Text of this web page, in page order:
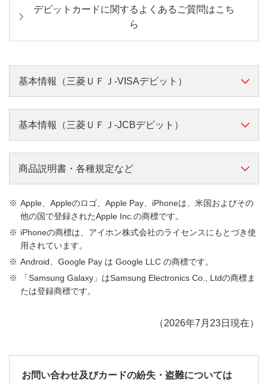
型）をそれぞれお持ちいただいていたものが1枚のカー
ドになります。
れます。
くわしくはこちら
・お手元のキャッシュカードのご利用可能期間
三菱ＵＦＪデビット一体型キャッシュカードの発行に伴
い、お手元のキャッシュカードはデビットカード有効期
をお受け取りください。
・カードのデザイン
現在お持ちのキャッシュカードや三菱ＵＦＪデビット
（単体型）のカードデザインに関わらず、一律下記デザ
イン（赤色のみ）になります。
体型キャッシュカードへ切り替わりますので、有効期限
到来をお待ちください。なお、お手元のキャッシュカー
ります。
くわしくはこちら
デビットカードに関するよくあるご質問はこち
ら
基本情報（三菱ＵＦＪ-VISAデビット）
お申し込みいただける方
カード種類
基本情報（三菱ＵＦＪ-JCBデビット）
お申し込みいただける方
き口座ではお申し込みいただくことはできません）
15歳以上（中学生は除きます）
日本国内に居住されているお客さま
カード種類
商品説明書・各種規定など
三菱ＵＦＪ-VISAデビット（単体型）商品説明書
（294KB）
三菱ＵＦＪ-JCBデビット（単体型）商品説明書
（284KB）
三菱ＵＦＪ-VISAデビット一体型キャッシュカード
商品説明書
三菱ＵＦＪデビット会員規約・関連規定
Apple、Appleのロゴ、Apple Pay、iPhoneは、米国およびその
他の国で登録されたApple Inc.の商標です。
iPhoneの商標は、アイホン株式会社のライセンスにもとづき使
用されています。
Android、Google Pay は Google LLC の商標です。
「Samsung Galaxy」はSamsung Electronics Co., Ltdの商標ま
たは登録商標です。
（2026年7月23日現在）
お問い合わせ及びカードの紛失・盗難については